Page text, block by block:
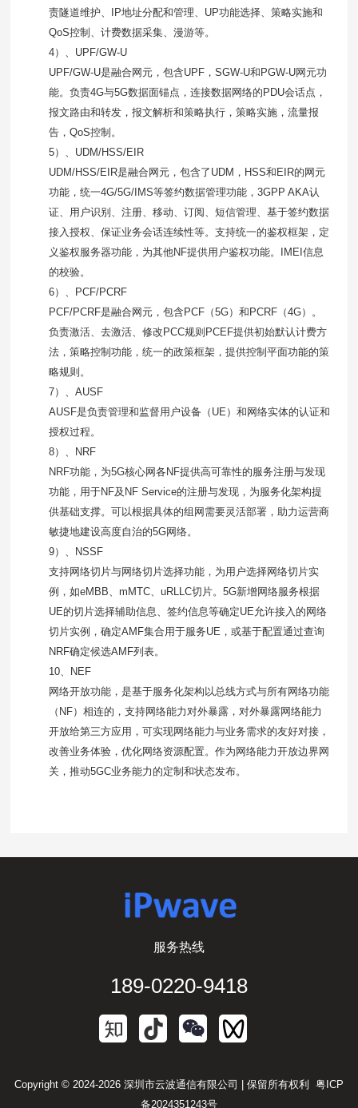
责隧道维护、
IP地址分配和管理、 UP功能选择、策略实施和
QoS控制、计费数据采集、漫游等。
4）、 UPF/GW-U
UPF/GW-U是融合网元，包含UPF ，SGW-U和 PGW-U网元功
能。负责4G与5G数据面锚点，连接数据网络的 PDU会话点，
报文路由和转发，报文解析和策略执行，策略实施，流量报
告，QoS控制。
5）、 UDM/HSS/EIR
UDM/HSS/EIR是融合网元，包含了 UDM ， HSS和 EIR的网元
功能，统一4G/5G/IMS等签约数据管理功能，3GPP AKA认
证、用户识别、注册、移动、订阅、短信管理、基于签约数据
接入授权、保证业务会话连续性等。支持统一的鉴权框架，定
义鉴权服务器功能，为其他NF提供用户鉴权功能。 IMEI信息
的校验。
6）、
PCF/PCRF
PCF/PCRF是融合网元，包含 PCF （5G）和 PCRF （4G）。
负责激活、去激活、修改 PCC规则 PCEF提供初始默认计费方
法，策略控制功能，统一的政策框架，提供控制平面功能的策
略规则。
7）、AUSF
AUSF是负责管理和监督用户设备（ UE ）和网络实体的认证和
授权过程。
8）、
NRF
NRF功能，为5G核心网各 NF提供高可靠性的服务注册与发现
功能，用于NF及 NF Service的注册与发现，为服务化架构提
供基础支撑。可以根据具体的组网需要灵活部署，助力运营商
敏捷地建设高度自治的5G网络。
9）、
NSSF
支持网络切片与网络切片选择功能，为用户选择网络切片实
例，如eMBB 、mMTC 、uRLLC切片。5G新增网络服务根据
UE的切片选择辅助信息、签约信息等确定UE允许接入的网络
切片实例，确定AMF集合用于服务UE ，或基于配置通过查询
NRF确定候选AMF列表。
10、
NEF
网络开放功能，是基于服务化架构以总线方式与所有网络功能
（ NF）相连的，支持网络能力对外暴露，对外暴露网络能力
开放给第三方应用，可实现网络能力与业务需求的友好对接，
改善业务体验，优化网络资源配置。作为网络能力开放边界网
关，推动5GC业务能力的定制和状态发布。
服务热线
189-0220-9418
Copyright © 2024-2026 深圳市云波通信有限公司 | 保留所有权利 粤ICP
备2024351243号